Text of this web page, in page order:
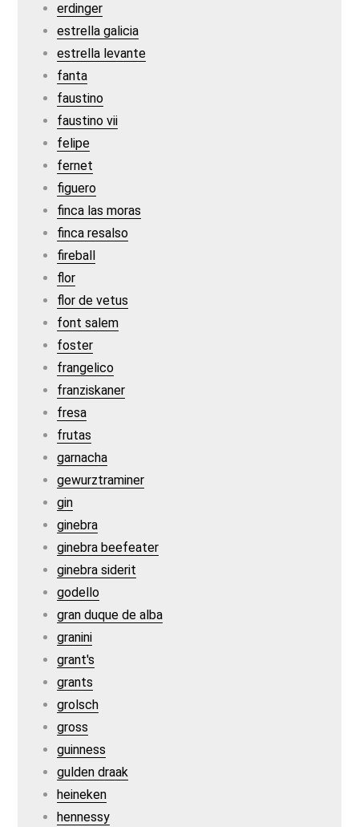
erdinger
estrella galicia
estrella levante
fanta
faustino
faustino vii
felipe
fernet
figuero
finca las moras
finca resalso
fireball
flor
flor de vetus
font salem
foster
frangelico
franziskaner
fresa
frutas
garnacha
gewurztraminer
gin
ginebra
ginebra beefeater
ginebra siderit
godello
gran duque de alba
granini
grant's
grants
grolsch
gross
guinness
gulden draak
heineken
hennessy